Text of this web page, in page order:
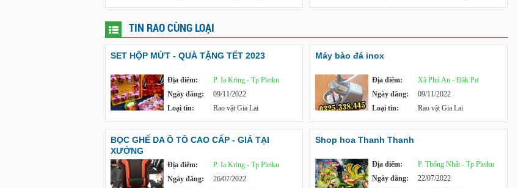
TIN RAO CÙNG LOẠI
SET HỘP MỨT - QUÀ TẶNG TẾT 2023
Địa điểm:
P. Ia Kring - Tp Pleiku
Ngày đăng:
09/11/2022
Loại tin:
Rao vặt Gia Lai
Máy bào đá inox
Địa điểm:
Xã Phú An - Đăk Pơ
Ngày đăng:
09/11/2022
Loại tin:
Rao vặt Gia Lai
BỌC GHẾ DA Ô TÔ CAO CẤP - GIÁ TẠI
XƯỞNG
Địa điểm:
P. Ia Kring - Tp Pleiku
Ngày đăng:
26/07/2022
Shop hoa Thanh Thanh
Địa điểm:
P. Thống Nhất - Tp Pleiku
Ngày đăng:
22/07/2022